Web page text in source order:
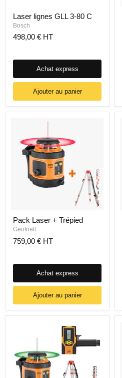
Laser lignes GLL 3-80 C
Bosch
498,00 € HT
Achat express
Ajouter au panier
Pack Laser + Trépied
Geofnell
759,00 € HT
Achat express
Ajouter au panier